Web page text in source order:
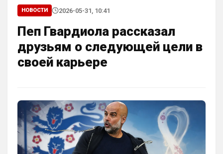
НОВОСТИ 2026-05-31, 10:41
Пеп Гвардиола рассказал
друзьям о следующей цели в
своей карьере